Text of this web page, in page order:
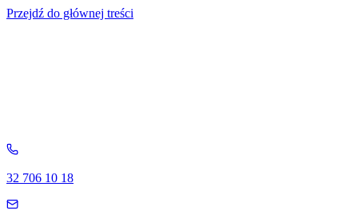
Przejdź do głównej treści
32 706 10 18